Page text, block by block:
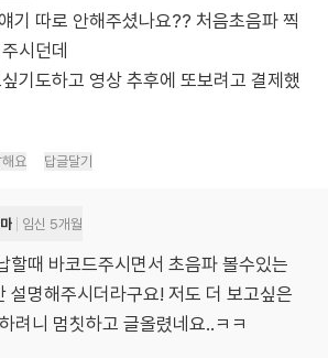
기 따로 안해주셨나요?? 처음초음파 찍
시던데
기도하고 영상 추후에 또보려고 결제했
요 답글달기
임신 5개월
할때 바코드주시면서 초음파 볼수있는
설명해주시더라구요! 저도 더 보고싶은
려니 멈칫하고 글올렸네요..ㅋㅋ